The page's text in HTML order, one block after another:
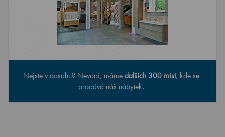
Nejste v dosahu? Nevadí, máme dalších 300 míst, kde se
prodává náš nábytek.